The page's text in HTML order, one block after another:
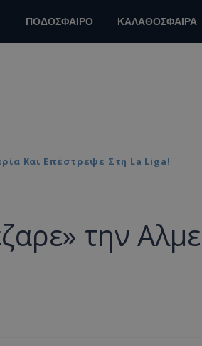
ΠΟΔΟΣΦΑΙΡΟ ΚΑΛΑΘΟΣΦΑΙΡΑ
Και Επέστρεψε Στη La Liga!
την